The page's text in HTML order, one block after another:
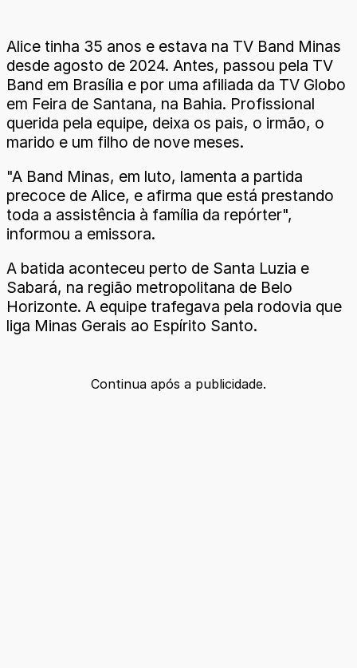
Alice tinha 35 anos e estava na TV Band Minas
desde agosto de 2024. Antes, passou pela TV
Band em Brasília e por uma afiliada da TV Globo
em Feira de Santana, na Bahia. Profissional
querida pela equipe, deixa os pais, o irmão, o
marido e um filho de nove meses.
"A Band Minas, em luto, lamenta a partida
precoce de Alice, e afirma que está prestando
toda a assistência à família da repórter",
informou a emissora.
A batida aconteceu perto de Santa Luzia e
Sabará, na região metropolitana de Belo
Horizonte. A equipe trafegava pela rodovia que
liga Minas Gerais ao Espírito Santo.
Continua após a publicidade.